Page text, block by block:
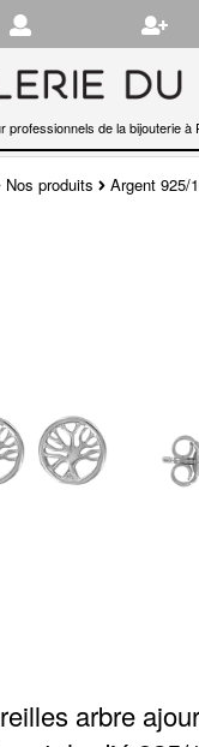
professionnels de la bijouterie à
Nos produits Argent 925/
arbre
de cookies